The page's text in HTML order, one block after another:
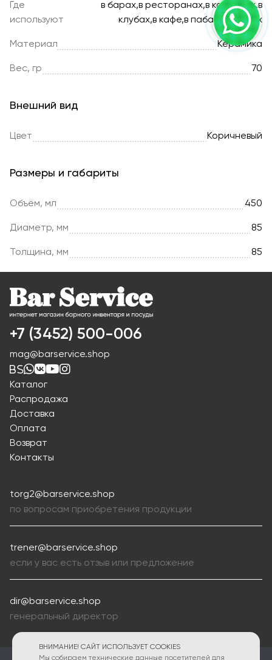
Где
используют
в барах,в ресторанах,в кофейнях,в
клубах,в кафе,в пабах,в офисах
Материал Керамика
Вес, гр 70
Внешний вид
Цвет Коричневый
Размеры и габариты
Объём, мл 450
Диаметр, мм 85
Толщина, мм 85
+7 (3452) 500-006
mag@barservice.shop
Каталог
Распродажа
Доставка
Оплата
Возврат
Контакты
torg2@barservice.shop
по вопросам приобретения продукции
trener@barservice.shop
если у вас есть отзыв или предложение
dir@barservice.shop
генеральный директор
ВНИМАНИЕ! САЙТ ИСПОЛЬЗУЕТ COOKIES
Мы собираем технические данные посетителей для